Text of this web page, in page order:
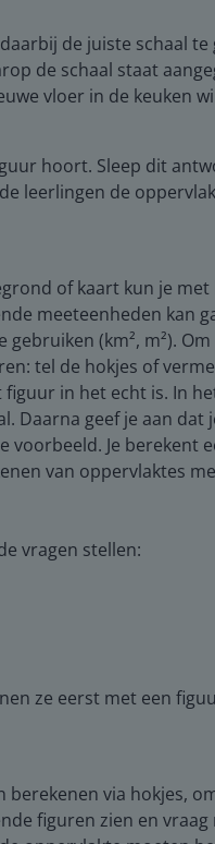
de juiste schaal
de schaal staat
vloer in de keuken
hoort. Sleep dit
leerlingen de
of kaart kun je
meeteenheden kan
(km², m²).
tel de hokjes of
in het echt is. In
Daarna geef je aan
voorbeeld. Je berekent
van oppervlaktes
vragen stellen:
ze eerst met een
via hokjes,
figuren zien en